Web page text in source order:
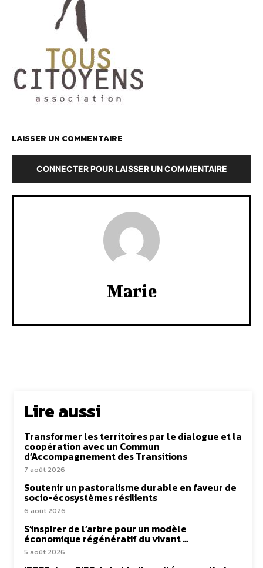
LAISSER UN COMMENTAIRE
CONNECTER POUR LAISSER UN COMMENTAIRE
Marie
Lire aussi
Transformer les territoires par le dialogue et la
coopération avec un Commun
d’Accompagnement des Transitions
7 août 2026
Soutenir un pastoralisme durable en faveur de
socio-écosystèmes résilients
6 août 2026
S’inspirer de l’arbre pour un modèle
économique régénératif du vivant …
5 août 2026